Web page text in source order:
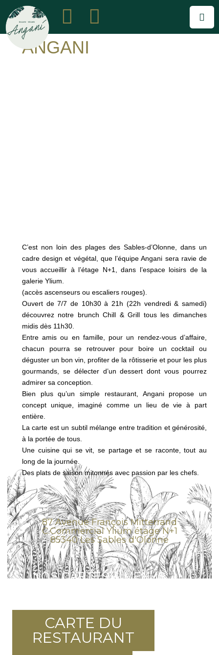
ANGANI
C’est non loin des plages des Sables-d’Olonne, dans un
cadre design et végétal, que l’équipe Angani sera ravie de
vous accueillir à l’étage N+1, dans l’espace loisirs de la
galerie Ylium.
(accès ascenseurs ou escaliers rouges).
Ouvert de 7/7 de 10h30 à 21h (22h vendredi & samedi)
découvrez notre brunch Chill & Grill tous les dimanches
midis dès 11h30.
Entre amis ou en famille, pour un rendez-vous d’affaire,
chacun pourra se retrouver pour boire un cocktail ou
déguster un bon vin, profiter de la rôtisserie et pour les plus
gourmands, se délecter d’un dessert dont vous pourrez
admirer sa conception.
Bien plus qu’un simple restaurant, Angani propose un
concept unique, imaginé comme un lieu de vie à part
entière.
La carte est un subtil mélange entre tradition et générosité,
à la portée de tous.
Une cuisine qui se vit, se partage et se raconte, tout au
long de la journée.
Des plats de saison mitonnés avec passion par les chefs.
87 Avenue François Mitterrand
C.Commercial Ylium étage N+1
85340 Les Sables d'Olonne
NOS CARTES & MENUS
CARTE DU
RESTAURANT